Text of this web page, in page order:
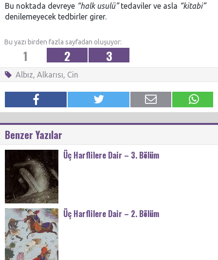
Bu noktada devreye “halk usulü”tedaviler ve asla “kitabi”
denilemeyecek tedbirler girer.
Bu yazı birden fazla sayfadan oluşuyor:
1 2 3
Albız, Alkarısı, Cin
Benzer Yazılar
Üç Harflilere Dair – 3. Bölüm
Üç Harflilere Dair – 2. Bölüm